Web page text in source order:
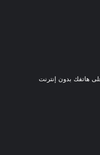
هاتفك بدون إنترنت